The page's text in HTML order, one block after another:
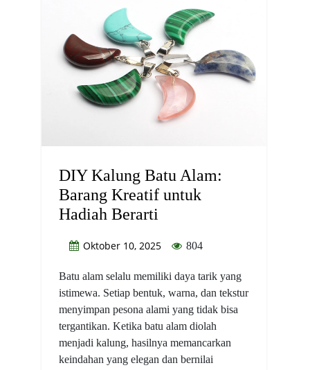
DIY Kalung Batu Alam:
Barang Kreatif untuk
Hadiah Berarti
Oktober 10, 2025 804
Batu alam selalu memiliki daya tarik yang
istimewa. Setiap bentuk, warna, dan tekstur
menyimpan pesona alami yang tidak bisa
tergantikan. Ketika batu alam diolah
menjadi kalung, hasilnya memancarkan
keindahan yang elegan dan bernilai